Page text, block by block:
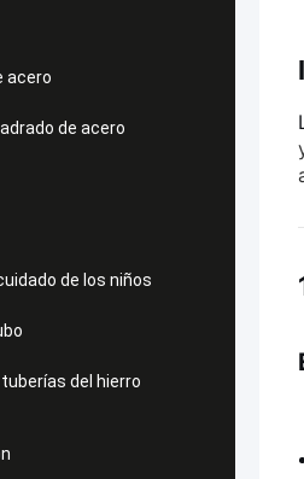
acero
de acero
de los niños
del hierro